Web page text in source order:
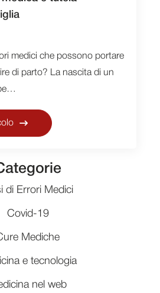
medici che possono portare
di parto? La nascita di un
di Errori Medici
Covid-19
Mediche
e tecnologia
nel web